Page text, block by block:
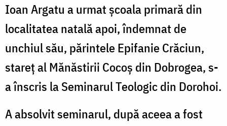
Ioan Argatu a urmat școala primară din
localitatea natală apoi, îndemnat de
unchiul său, părintele Epifanie Crăciun,
stareț al Mănăstirii Cocoș din Dobrogea, s-
a înscris la Seminarul Teologic din Dorohoi.
A absolvit seminarul, după aceea a fost